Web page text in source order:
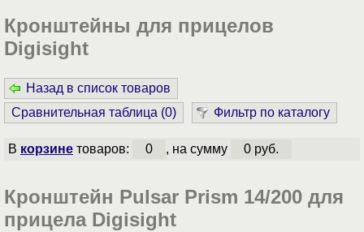
Кронштейны для прицелов
Digisight
Назад в список товаров
Сравнительная таблица (0) Фильтр по каталогу
В корзинетоваров: 0 , на сумму 0 руб.
Кронштейн Pulsar Prism 14/200 для
прицела Digisight